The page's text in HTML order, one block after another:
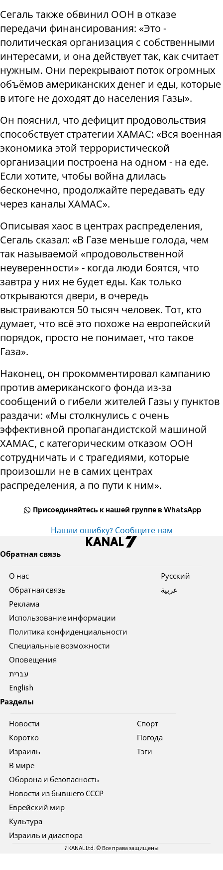
Сегаль также обвинил ООН в отказе
передачи финансирования: «Это -
политическая организация с собственными
интересами, и она действует так, как считает
нужным. Они перекрывают поток огромных
объёмов американских денег и еды, которые
в итоге не доходят до населения Газы».
Он пояснил, что дефицит продовольствия
способствует стратегии ХАМАС: «Вся военная
экономика этой террористической
организации построена на одном - на еде.
Если хотите, чтобы война длилась
бесконечно, продолжайте передавать еду
через каналы ХАМАС».
Описывая хаос в центрах распределения,
Сегаль сказал: «В Газе меньше голода, чем
так называемой «продовольственной
неуверенности» - когда люди боятся, что
завтра у них не будет еды. Как только
открываются двери, в очередь
выстраиваются 50 тысяч человек. Тот, кто
думает, что всё это похоже на европейский
порядок, просто не понимает, что такое
Газа».
Наконец, он прокомментировал кампанию
против американского фонда из-за
сообщений о гибели жителей Газы у пунктов
раздачи: «Мы столкнулись с очень
эффективной пропагандистской машиной
ХАМАС, с категорическим отказом ООН
сотрудничать и с трагедиями, которые
произошли не в самих центрах
распределения, а по пути к ним».
Присоединяйтесь к нашей группе в WhatsApp
Нашли ошибку? Сообщите нам
Обратная связь
О нас
Обратная связь
Реклама
Использование информации
Политика конфиденциальности
Специальные возможности
Оповещения
עברית
English
Pусский
عربية
Разделы
Новости
Коротко
Израиль
В мире
Оборона и безопасность
Новости из бывшего СССР
Еврейский мир
Культура
Израиль и диаспора
Спорт
Погода
Тэги
7 KANAL Ltd. © Все права защищены